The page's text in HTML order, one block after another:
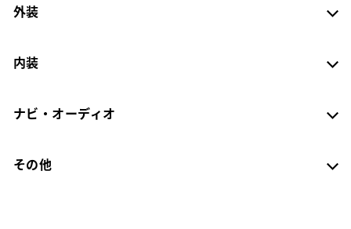
外装
内装
ナビ・オーディオ
その他